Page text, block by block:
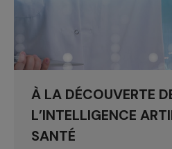
À LA DÉCOUVERTE
L’INTELLIGENCE
SANTÉ